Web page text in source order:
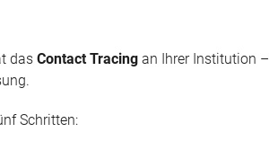
das Contact Tracing an Ihrer Institution –
Schritten: